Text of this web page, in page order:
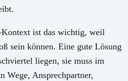
Kontext ist das wichtig, weil
sein können. Eine gute Lösung
liegen, sie muss im
Wege, Ansprechpartner,